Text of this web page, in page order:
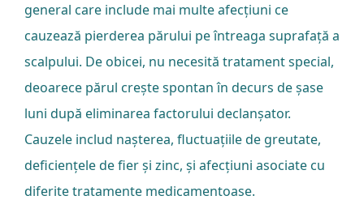
general care include mai multe afecțiuni ce
cauzează pierderea părului pe întreaga suprafață a
scalpului. De obicei, nu necesită tratament special,
deoarece părul crește spontan în decurs de șase
luni după eliminarea factorului declanșator.
Cauzele includ nașterea, fluctuațiile de greutate,
deficiențele de fier și zinc, și afecțiuni asociate cu
diferite tratamente medicamentoase.